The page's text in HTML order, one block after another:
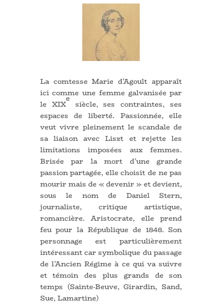
La comtesse Marie d’Agoult apparaît
ici comme une femme galvanisée par
le XIX
e
siècle, ses contraintes, ses
espaces de liberté. Passionnée, elle
veut vivre pleinement le scandale de
sa liaison avec Liszt et rejette les
limitations imposées aux femmes.
Brisée par la mort d’une grande
passion partagée, elle choisit de ne pas
mourir mais de « devenir » et devient,
sous le nom de Daniel Stern,
journaliste, critique artistique,
romancière. Aristocrate, elle prend
feu pour la République de 1848. Son
personnage est particulièrement
intéressant car symbolique du passage
de l’Ancien Régime à ce qui va suivre
et témoin des plus grands de son
temps (Sainte-Beuve, Girardin, Sand,
Sue, Lamartine)